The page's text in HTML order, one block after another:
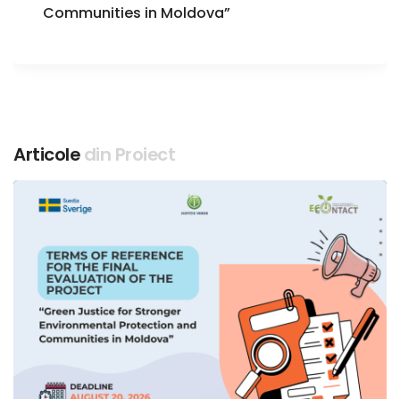
Communities in Moldova”
Articoledin Proiect